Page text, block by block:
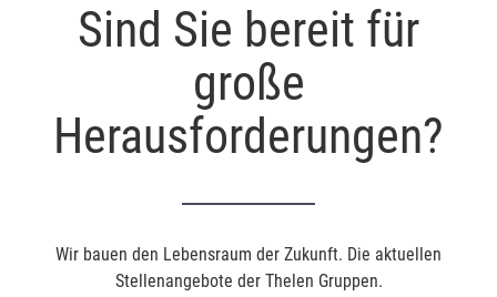
Sind Sie bereit für
große
Herausforderungen?
Wir bauen den Lebensraum der Zukunft. Die aktuellen
Stellenangebote der Thelen Gruppen.